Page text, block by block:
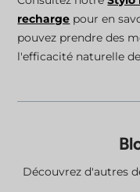
recharge pour en
pouvez prendre des
l'efficacité naturelle
Découvrez d'autres